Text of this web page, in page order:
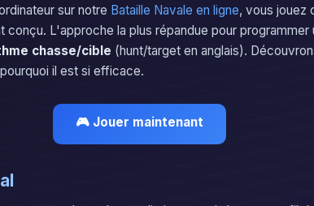
sur notre Bataille Navale en ligne, vous jouez
conçu. L'approche la plus répandue pour programmer
chasse/cible (hunt/target en anglais).
il est si efficace.
🎮 Jouer maintenant